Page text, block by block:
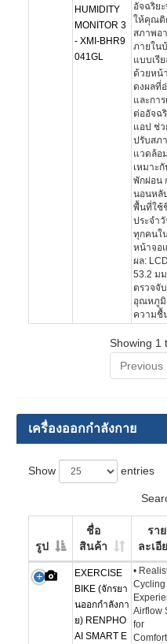
HUMIDITY
MONITOR 3
- XMI-BHR9
041GL
อัจฉริย
ให้คุณติ
สภาพอ
ภายใน
แบบเรี
ด้วยหน้
ดงผลที่
และกา
ต่ออัจฉ
แอป ช่
ปรับสภ
แวดล้อ
เหมาะ
พักผ่อน
นอนหลั
พื้นที่ใช้
ประจำ
ทุกคนใ
หน้าจอ
ผล:
53.2 มม
ตรวจจับ
อุณหภูมิ
ความชื้
Showing 1
Previous
เครื่องออกกำลังกาย
Show entries
รูป
ชื่อ
สินค้า
ราย
ละเอี
EXERCISE
BIKE (จักรยา
นออกกำลังกา
ย) RENPHO
AI SMART E
•
Cycling
Airflow
for